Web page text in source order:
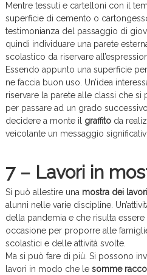
Mentre tessuti e cartelloni con il
superficie di cemento o
testimonianza del passaggio di
quindi individuare una parete
scolastico da riservare
Essendo appunto una superficie
ne faccia buon uso. Un’idea
riservare la parete alle classi che si
per passare ad un grado
decidere a monte il graffitoda
veicolante un messaggio
7 – Lavori in
Si può allestire una mostra dei lavori
alunni nelle varie discipline.
della pandemia e che risulta
occasione per proporre alle
scolastici e delle attività svolte.
Ma si può fare di più. Si possono
lavori in modo che le somme